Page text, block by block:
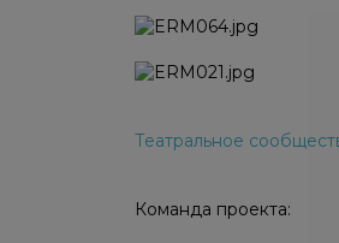
Театральное
Команда проекта: